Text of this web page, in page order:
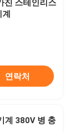
진 스테인리스
연락처
계 380V 병 충